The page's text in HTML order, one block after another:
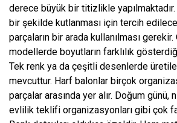
derece büyük bir titizlikle
bir şekilde kutlanması için tercih
parçaların bir arada kullanılması
modellerde boyutların farklılık
Tek renk ya da çeşitli desenlerde
mevcuttur. Harf balonlar birçok
parçalar arasında yer alır. Doğum günü,
evlilik teklifi organizasyonları gibi çok